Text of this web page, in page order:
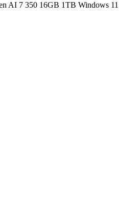
AI 7 350 16GB 1TB Windows